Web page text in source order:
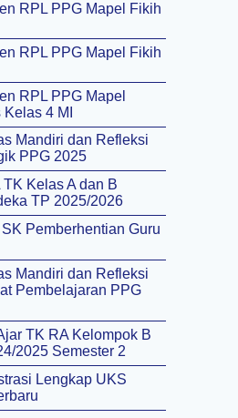
RPL PPG Mapel Fikih
RPL PPG Mapel Fikih
RPL PPG Mapel
4 MI
Mandiri dan Refleksi
PPG 2025
Kelas A dan B
TP 2025/2026
Pemberhentian Guru
Mandiri dan Refleksi
Pembelajaran PPG
TK RA Kelompok B
2025 Semester 2
Lengkap UKS